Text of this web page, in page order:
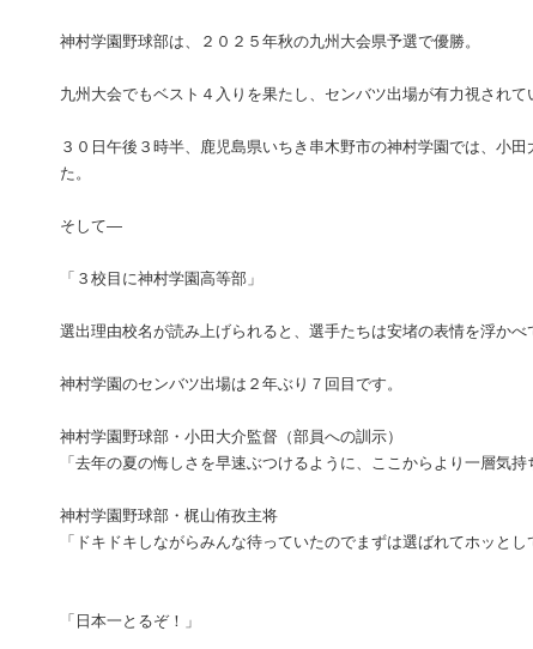
神村学園野球部は、２０２５年秋の九州大会県予選で優勝。
九州大会でもベスト４入りを果たし、センバツ出場が有力視されて
３０日午後３時半、鹿児島県いちき串木野市の神村学園では、小
た。
そして―
「３校目に神村学園高等部」
選出理由校名が読み上げられると、選手たちは安堵の表情を浮かべ
神村学園のセンバツ出場は２年ぶり７回目です。
神村学園野球部・小田大介監督（部員への訓示）
「去年の夏の悔しさを早速ぶつけるように、ここからより一層気
神村学園野球部・梶山侑孜主将
「ドキドキしながらみんな待っていたのでまずは選ばれてホッと
「日本一とるぞ！」